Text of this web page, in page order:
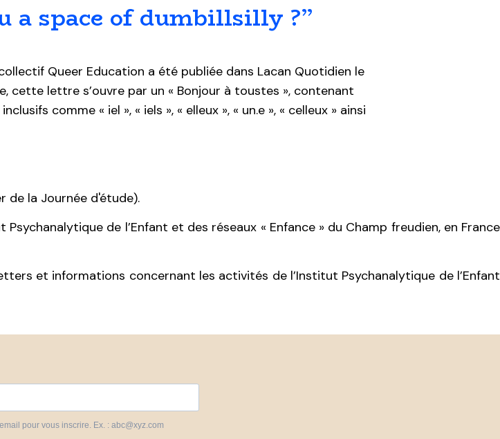
a space of dumbillsilly ?”
Queer Education a été publiée dans Lacan Quotidien le
cette lettre s’ouvre par un « Bonjour à toustes », contenant
comme « iel », « iels », « elleux », « un.e », « celleux » ainsi
de la Journée d'étude).
de l’Enfant et des réseaux « Enfance » du Champ freudien, en France
et informations concernant les activités de l’Institut Psychanalytique de l’Enfant
pour vous inscrire. Ex. : abc@xyz.com